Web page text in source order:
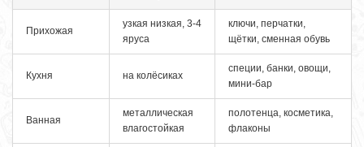
Прихожая
узкая низкая, 3-4
яруса
ключи, перчатки,
щётки, сменная обувь
Кухня на колёсиках
специи, банки, овощи,
мини-бар
Ванная
металлическая
влагостойкая
полотенца, косметика,
флаконы